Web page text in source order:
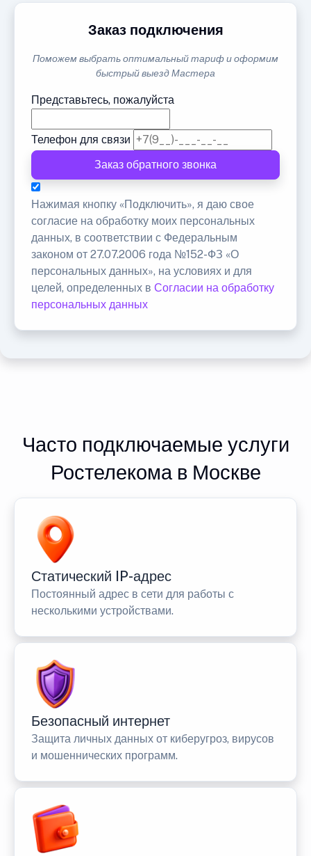
Заказ подключения
Поможем выбрать оптимальный тариф и оформим
быстрый выезд Мастера
Представьтесь, пожалуйста
Телефон для связи
Заказ обратного звонка
Нажимая кнопку «Подключить», я даю свое
согласие на обработку моих персональных
данных, в соответствии с Федеральным
законом от 27.07.2006 года №152-ФЗ «О
персональных данных», на условиях и для
целей, определенных в Согласии на обработку
персональных данных
Часто подключаемые услуги
Ростелекома в Москве
Статический IP-адрес
Постоянный адрес в сети для работы с
несколькими устройствами.
Безопасный интернет
Защита личных данных от киберугроз, вирусов
и мошеннических программ.